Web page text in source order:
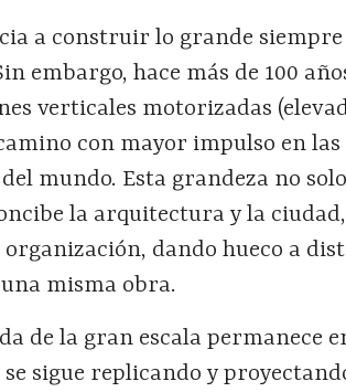
a construir lo grande
embargo, hace más de 100
verticales motorizadas
con mayor impulso en
mundo. Esta grandeza no
la arquitectura y la
dando hueco a
misma obra.
de la gran escala permanece
sigue replicando y